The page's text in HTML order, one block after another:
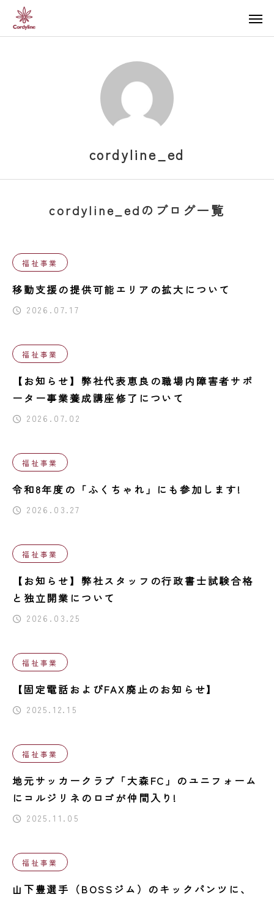
cordyline_ed
cordyline_edのブログ一覧
福祉事業
移動支援の提供可能エリアの拡大について
2026.07.17
福祉事業
【お知らせ】弊社代表恵良の職場内障害者サポ
ーター事業養成講座修了について
2026.07.02
福祉事業
令和8年度の「ふくちゃれ」にも参加します!
2026.03.27
福祉事業
【お知らせ】弊社スタッフの行政書士試験合格
と独立開業について
2026.03.25
福祉事業
【固定電話およびFAX廃止のお知らせ】
2025.12.15
福祉事業
地元サッカークラブ「大森FC」のユニフォーム
にコルジリネのロゴが仲間入り!
2025.11.05
福祉事業
山下豊選手（BOSSジム）のキックパンツに、